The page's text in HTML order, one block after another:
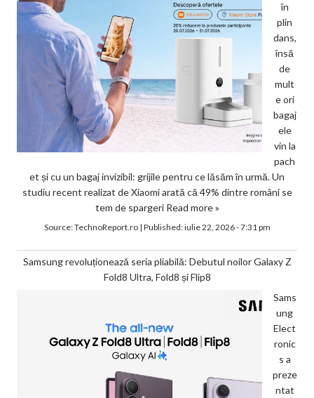
în
plin
dans,
însă
de
mult
e ori
bagaj
ele
vin la
pach
et și cu un bagaj invizibil: grijile pentru ce lăsăm în urmă. Un
studiu recent realizat de Xiaomi arată că 49% dintre români se
tem de spargeri Read more »
Source:TechnoReport.ro| Published:iulie 22, 2026 - 7:31 pm
Samsung revoluționează seria pliabilă: Debutul noilor Galaxy Z
Fold8 Ultra, Fold8 și Flip8
Sams
ung
Elect
ronic
s a
preze
ntat